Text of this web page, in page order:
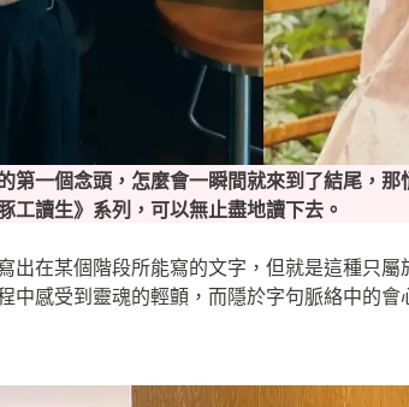
第一個念頭，怎麼會一瞬間就來到了結尾，
工讀生》系列，可以無止盡地讀下去。
出在某個階段所能寫的文字，但就是這種只
中感受到靈魂的輕顫，而隱於字句脈絡中的